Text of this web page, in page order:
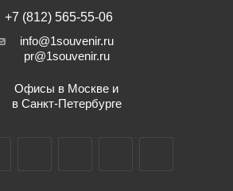
+7 (812) 565-55-06
info@1souvenir.ru
pr@1souvenir.ru
Офисы в Москве и
в Санкт-Петербурге